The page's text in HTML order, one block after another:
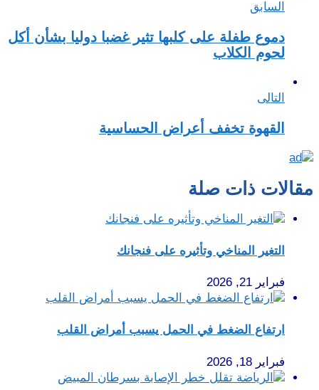
السابق
دموع طفلة على كلبها تثير غضبا دوليا بشأن أكل
لحوم الكلاب
التالى
القهوة تخفف أعراض الحساسية
مقالات ذات صلة
التغير المناخي وتأثيره على فنجانك
فبراير 21, 2026
ارتفاع الضغط في الحمل يسبب أمراض القلب
فبراير 18, 2026